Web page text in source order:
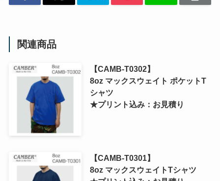
関連商品
【CAMB-T0302】
8oz マックスウェイト ポケットT
シャツ
★プリント込み：お見積り
【CAMB-T0301】
8oz マックスウェイトTシャツ